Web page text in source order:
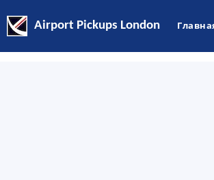
Airport Pickups London